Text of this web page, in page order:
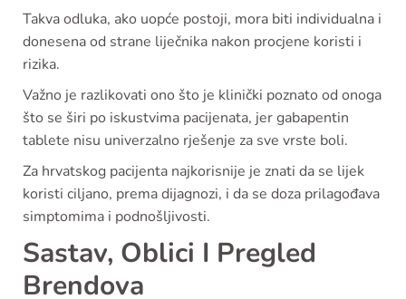
Takva odluka, ako uopće postoji, mora biti individualna i
donesena od strane liječnika nakon procjene koristi i
rizika.
Važno je razlikovati ono što je klinički poznato od onoga
što se širi po iskustvima pacijenata, jer gabapentin
tablete nisu univerzalno rješenje za sve vrste boli.
Za hrvatskog pacijenta najkorisnije je znati da se lijek
koristi ciljano, prema dijagnozi, i da se doza prilagođava
simptomima i podnošljivosti.
Sastav, Oblici I Pregled
Brendova